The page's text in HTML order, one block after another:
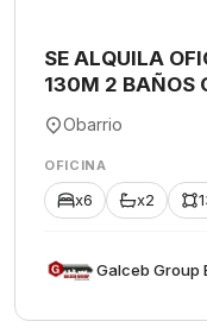
SE ALQUILA
130M 2 BAÑOS
Obarrio
OFICINA
x6 x2